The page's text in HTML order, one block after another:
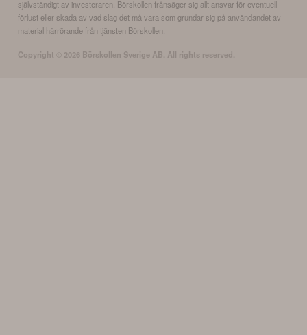
självständigt av investeraren. Börskollen frånsäger sig allt ansvar för eventuell
förlust eller skada av vad slag det må vara som grundar sig på användandet av
material härrörande från tjänsten Börskollen.
Copyright © 2026 Börskollen Sverige AB. All rights reserved.